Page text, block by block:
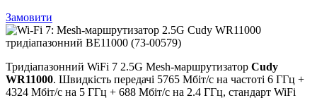
Замовити
Тридіапазонний WiFi 7 2.5G Mesh-маршрутизатор Cudy
WR11000. Швидкість передачі 5765 Мбіт/с на частоті 6 ГГц +
4324 Мбіт/с на 5 ГГц + 688 Мбіт/с на 2.4 ГГц, стандарт WiFi